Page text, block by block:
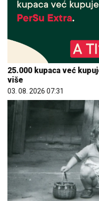
25.000 kupaca već
više
03. 08. 2026 07:31